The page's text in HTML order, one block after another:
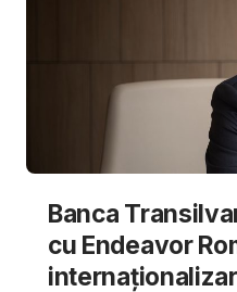
Banca
cu Endeavor